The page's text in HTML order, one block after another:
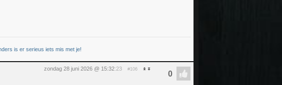
is er serieus iets mis met je!
zondag 28 juni 2026 @ 15:32:23 #106